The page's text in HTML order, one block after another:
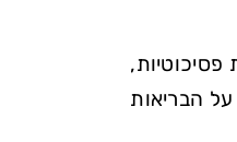
פסיכוטיות,
הבריאות